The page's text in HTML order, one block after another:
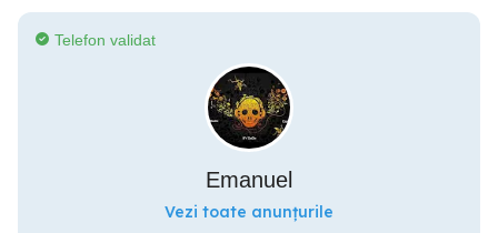
Telefon validat
Emanuel
Vezi toate anunțurile